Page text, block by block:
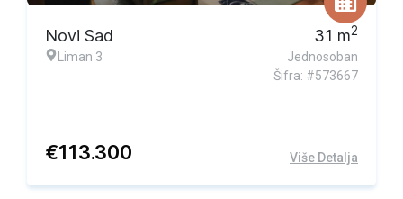
Novi Sad
Liman 3
31 m2
Jednosoban
Šifra: #573667
€113.300 Više Detalja